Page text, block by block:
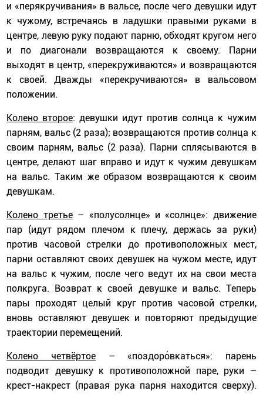
и «перякручивания» в вальсе, после чего девушки идут
к чужому, встречаясь в ладушки правыми руками в
центре, левую руку подают парню, обходят кругом него
и по диагонали возвращаются к своему. Парни
выходят в центр, «перекруживаются» и возвращаются
к своей. Дважды «перекручиваются» в вальсовом
положении.
Колено второе: девушки идут против солнца к чужим
парням, вальс (2 раза); возвращаются против солнца к
своим парням, вальс (2 раза). Парни сплясываются в
центре, делают шаг вправо и идут к чужим девушкам
на вальс. Таким же образом возвращаются к своим
девушкам.
Колено третье– «полусолнце» и «солнце»: движение
пар (идут рядом плечом к плечу, держась за руки)
против часовой стрелки до противоположных мест,
парни оставляют своих девушек на чужом месте, идут
на вальс к чужим, после чего ведут их на свои места
полкруга. Возврат к своей девушке и вальс. Теперь
пары проходят целый круг против часовой стрелки,
вновь оставляют девушек и повторяют предыдущие
траектории перемещений.
Колено четвёртое– «поздоро́вкаться»: парень
подводит девушку к противоположной паре, руки –
крест-накрест (правая рука парня находится сверху).